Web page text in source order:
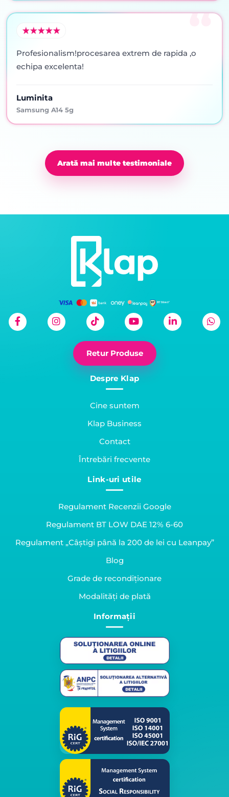
Profesionalism!procesarea extrem de rapida ,o
echipa excelenta!
Luminita
Samsung A14 5g
Arată mai multe testimoniale
Retur Produse
Despre Klap
Cine suntem
Klap Business
Contact
Întrebări frecvente
Link-uri utile
Regulament Recenzii Google
Regulament BT LOW DAE 12% 6-60
Regulament „Câștigi până la 200 de lei cu Leanpay”
Blog
Grade de recondiționare
Modalități de plată
Informații